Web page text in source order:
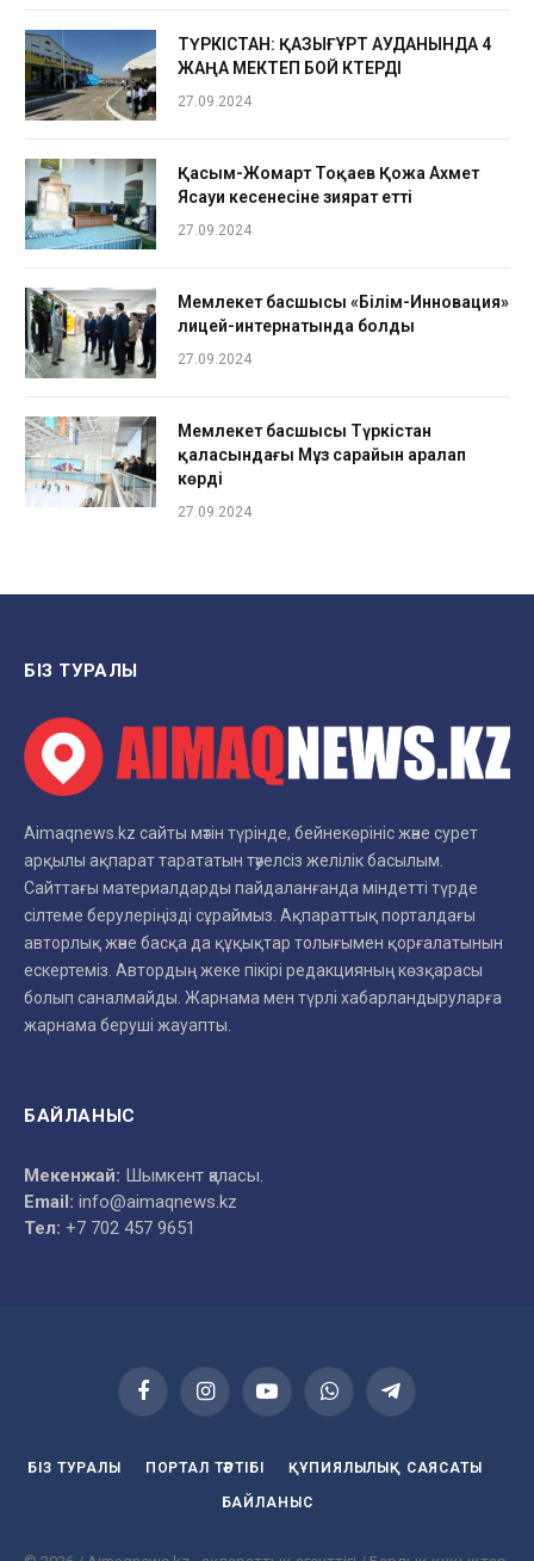
ТҮРКІСТАН: ҚАЗЫҒҰРТ АУДАНЫНДА 4
ЖАҢА МЕКТЕП БОЙ КӨТЕРДІ
27.09.2024
Қасым-Жомарт Тоқаев Қожа Ахмет
Ясауи кесенесіне зиярат етті
27.09.2024
Мемлекет басшысы «Білім-Инновация»
лицей-интернатында болды
27.09.2024
Мемлекет басшысы Түркістан
қаласындағы Мұз сарайын аралап
көрді
27.09.2024
БІЗ ТУРАЛЫ
Aimaqnews.kz сайты мәтін түрінде, бейнекөрініс және сурет
арқылы ақпарат тарататын тәуелсіз желілік басылым.
Сайттағы материалдарды пайдаланғанда міндетті түрде
сілтеме берулеріңізді сұраймыз. Ақпараттық порталдағы
авторлық және басқа да құқықтар толығымен қорғалатынын
ескертеміз. Автордың жеке пікірі редакцияның көзқарасы
болып саналмайды. Жарнама мен түрлі хабарландыруларға
жарнама беруші жауапты.
БАЙЛАНЫС
Мекенжай: Шымкент қаласы.
Email: info@aimaqnews.kz
Тел: +7 702 457 9651
FacebookInstagramYouTubeWhatsAppTelegram
БІЗ ТУРАЛЫ ПОРТАЛ ТӘРТІБІ ҚҰПИЯЛЫЛЫҚ САЯСАТЫ
БАЙЛАНЫС